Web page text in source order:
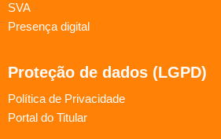
SVA
Presença digital
Proteção de dados (LGPD)
Política de Privacidade
Portal do Titular